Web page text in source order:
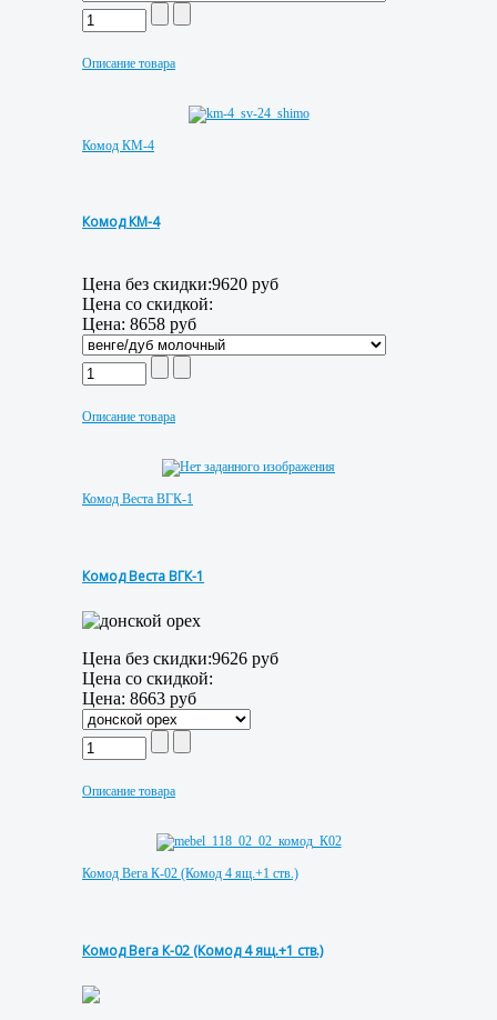
Описание товара
Комод КМ-4
Комод КМ-4
Цена без скидки:9620 руб
Цена со скидкой:
Цена: 8658 руб
Описание товара
Комод Веста ВГК-1
Комод Веста ВГК-1
Цена без скидки:9626 руб
Цена со скидкой:
Цена: 8663 руб
Описание товара
Комод Вега К-02 (Комод 4 ящ.+1 ств.)
Комод Вега К-02 (Комод 4 ящ.+1 ств.)